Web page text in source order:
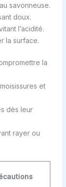
savonneuse.
doux.
l’acidité.
la surface.
la
et
dès leur
rayer ou